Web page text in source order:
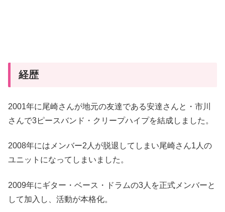
経歴
2001年に尾崎さんが地元の友達である安達さんと・市川
さんで3ピースバンド・クリープハイプを結成しました。
2008年にはメンバー2人が脱退してしまい尾崎さん1人の
ユニットになってしまいました。
2009年にギター・ベース・ドラムの3人を正式メンバーと
して加入し、活動が本格化。